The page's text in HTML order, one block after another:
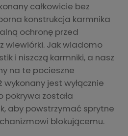
całkowicie bez
konstrukcja karmnika
ochronę przed
wiewiórki. Jak wiadomo
i niszczą karmniki, a nasz
na te pocieszne
jest wyłącznie
pokrywa została
aby powstrzymać sprytne
blokującemu.